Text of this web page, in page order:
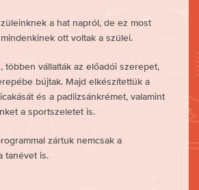
a hat napról, de ez most
ott voltak a szülei.
többen vállalták az előadói szerepet,
bújtak. Majd elkészítettük a
és a padlizsánkrémet, valamint
a sportszeletet is.
zártuk nemcsak a
tanévet is.